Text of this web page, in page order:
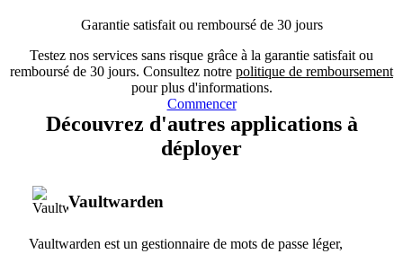
Garantie satisfait ou remboursé de 30 jours
Testez nos services sans risque grâce à la garantie satisfait ou
remboursé de 30 jours. Consultez notre politique de remboursement
pour plus d'informations.
Commencer
Découvrez d'autres applications à
déployer
Vaultwarden
Vaultwarden est un gestionnaire de mots de passe léger,